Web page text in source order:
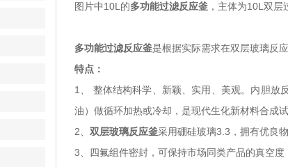
图片中10L的多功能过滤反应釜 ，主体为10L双
多功能过滤反应釜是根据实际需求在双层玻璃反
特点：
1、 整体结构科学、新颖、实用、美观。内胆放
油）做循环加热或冷却，是现代生化新材料合成试
2、 双层玻璃反应釜采用硼硅玻璃3.3，拥有优良
3、四氟组件密封，可保持市场同类产品的真空度